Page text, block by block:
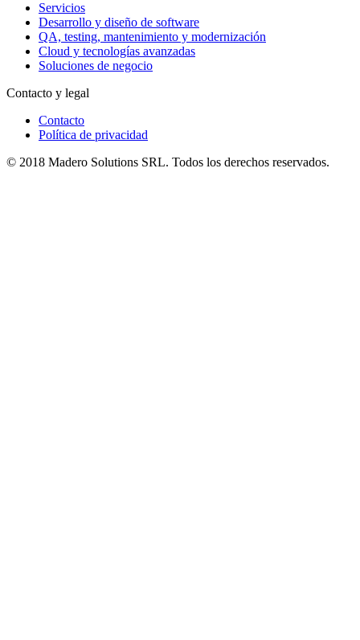
Servicios
Desarrollo y diseño de software
QA, testing, mantenimiento y modernización
Cloud y tecnologías avanzadas
Soluciones de negocio
Contacto y legal
Contacto
Política de privacidad
© 2018 Madero Solutions SRL. Todos los derechos reservados.